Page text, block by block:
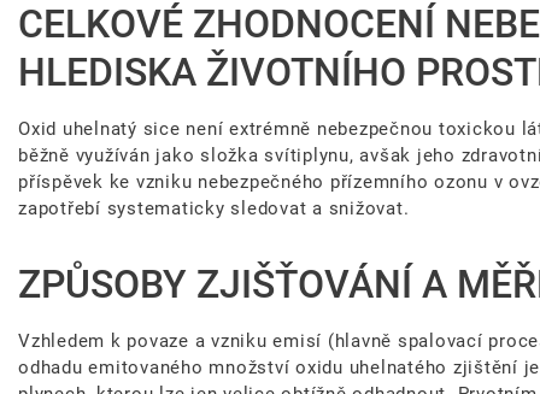
CELKOVÉ ZHODNOCENÍ
HLEDISKA ŽIVOTNÍHO
Oxid uhelnatý sice není extrémně nebezpečnou toxickou
běžně využíván jako složka svítiplynu, avšak jeho
příspěvek ke vzniku nebezpečného přízemního ozonu v
zapotřebí systematicky sledovat a snižovat.
ZPŮSOBY ZJIŠŤOVÁNÍ A
Vzhledem k povaze a vzniku emisí (hlavně spalovací
odhadu emitovaného množství oxidu uhelnatého zjištění